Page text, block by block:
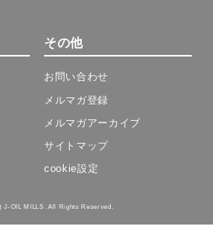
その他
お問い合わせ
メルマガ登録
メルマガアーカイブ
サイトマップ
cookie設定
J-OIL MILLS .All Rights Reserved.